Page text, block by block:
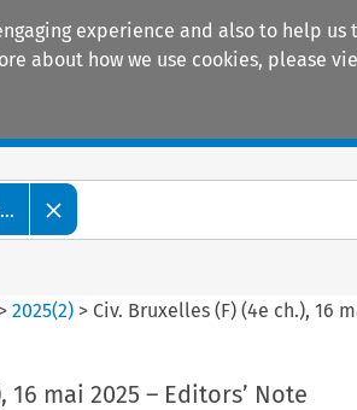
experience and also to help
about how we use cookies, please
>2025(2) > Civ. Bruxelles (F) (4e ch.), 16
16 mai 2025 – Editors’ Note